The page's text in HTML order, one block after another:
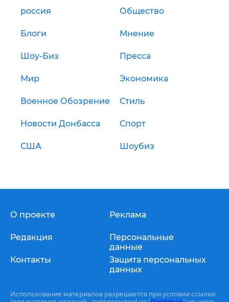
россия Общество
Блоги Мнение
Шоу-Биз Пресса
Мир Экономика
Военное Обозрение Стиль
Новости Донбасса Спорт
США Шоубиз
О проекте
Редакция
Контакты
Реклама
Персональные
данные
Защита персональных
данных
Использование материалов разрешается при условии ссылки